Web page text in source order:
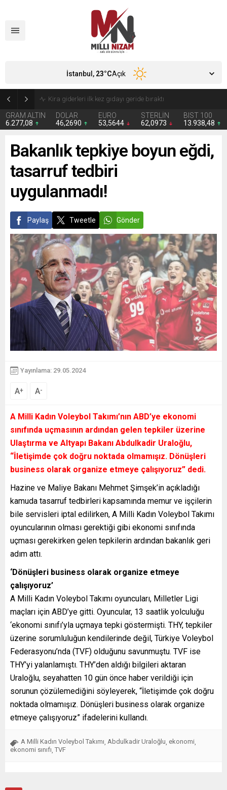
GRAM ALTIN
6.277,08
DOLAR
46,2690
EURO
53,5644
STERLİN
62,0973
BIST 100
13.938,48
İstanbul, 23°CAçık
Bakanlık tepkiye boyun eğdi,
tasarruf tedbiri
uygulanmadı!
Paylaş Tweetle Gönder
Yayınlama: 29.05.2024
A+ A-
A Milli Kadın Voleybol Takımı’nın ABD’ye ekonomi
sınıfında uçmasının ardından gelen tepkiler üzerine
Ulaştırma ve Altyapı Bakanı Abdulkadir Uraloğlu,
“İletişimde çok doğru noktada olmamışız. Dönüşleri
business olarak organize etmeye çalışıyoruz” dedi.
Hazine ve Maliye Bakanı Mehmet Şimşek’in açıkladığı
kamuda tasarruf tedbirleri kapsamında memur ve işçilerin
bile servisleri iptal edilirken, A Milli Kadın Voleybol Takımı
oyuncularının olması gerektiği gibi ekonomi sınıfında
uçması gerekirken gelen tepkilerin ardından bakanlık geri
adım attı.
‘Dönüşleri business olarak organize etmeye
çalışıyoruz’
A Milli Kadın Voleybol Takımı oyuncuları, Milletler Ligi
maçları için ABD’ye gitti. Oyuncular, 13 saatlik yolculuğu
‘ekonomi sınıfı’yla uçmaya tepki göstermişti. THY, tepkiler
üzerine sorumluluğun kendilerinde değil, Türkiye Voleybol
Federasyonu’nda (TVF) olduğunu savunmuştu. TVF ise
THY’yi yalanlamıştı. THY’den aldığı bilgileri aktaran
Uraloğlu, seyahatten 10 gün önce haber verildiği için
sorunun çözülemediğini söyleyerek, “İletişimde çok doğru
noktada olmamışız. Dönüşleri business olarak organize
etmeye çalışıyoruz” ifadelerini kullandı.
A Milli Kadın Voleybol Takımı Abdulkadir Uraloğlu ekonomi
ekonomi sınıfı TVF